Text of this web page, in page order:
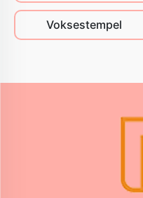
Voksestempel